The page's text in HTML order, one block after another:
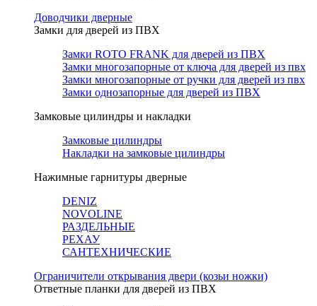
Доводчики дверные
Замки для дверей из ПВХ
Замки ROTO FRANK для дверей из ПВХ
Замки многозапорные от ключа для дверей из пвх
Замки многозапорные от ручки для дверей из пвх
Замки однозапорные для дверей из ПВХ
Замковые цилиндры и накладки
Замковые цилиндры
Накладки на замковые цилиндры
Нажимные гарнитуры дверные
DENIZ
NOVOLINE
РАЗДЕЛЬНЫЕ
РЕХАУ
САНТЕХНИЧЕСКИЕ
Ограничители открывания двери (козьи ножки)
Ответные планки для дверей из ПВХ